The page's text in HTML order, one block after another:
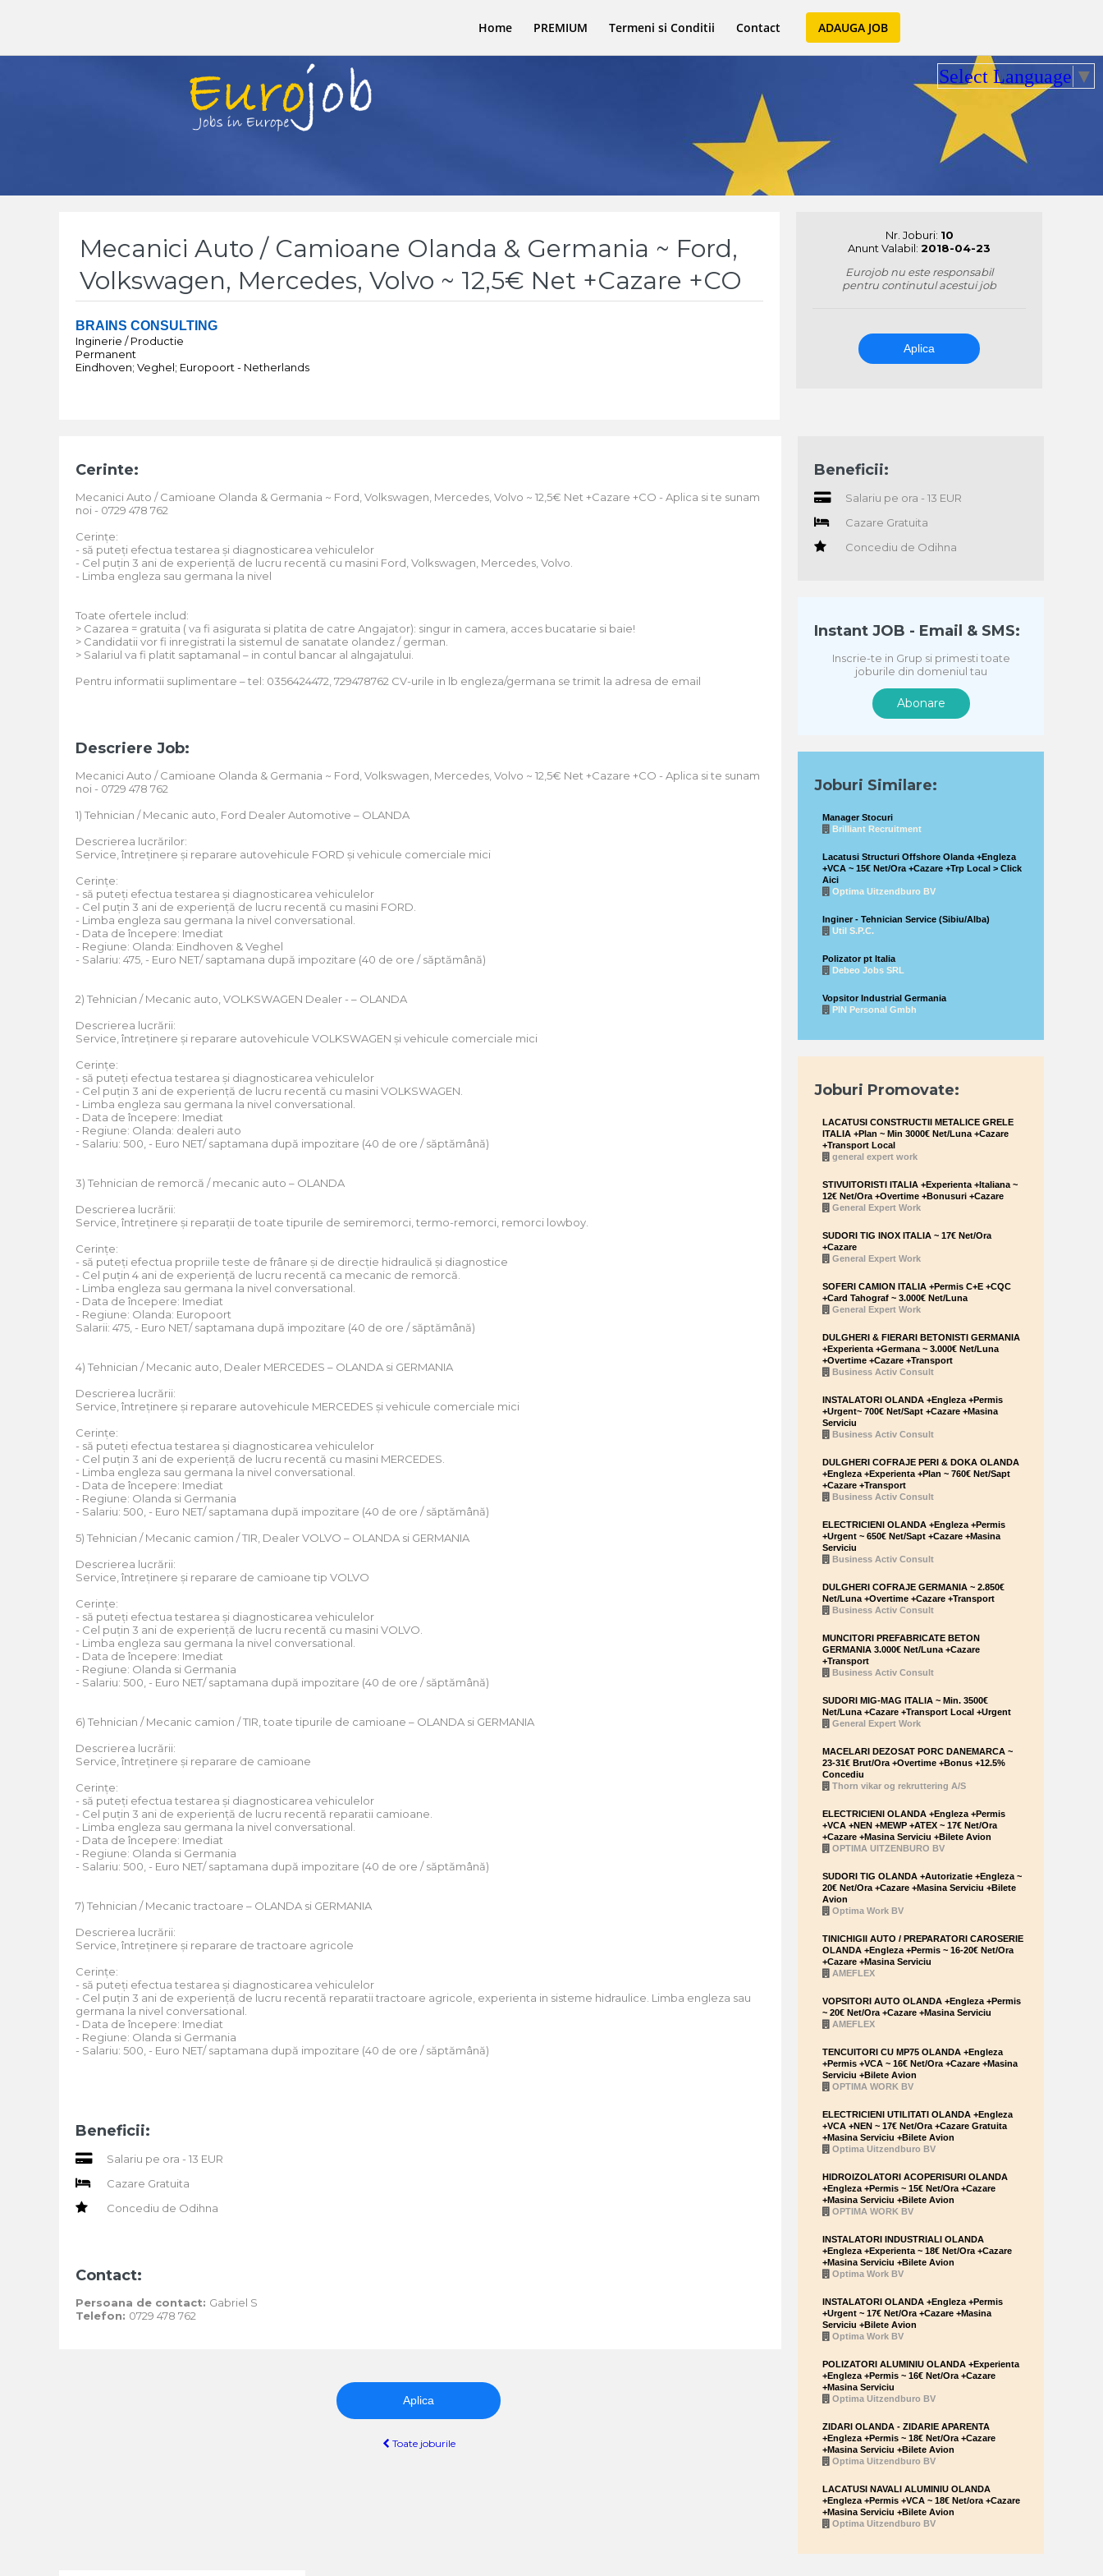
Home PREMIUM Termeni si Conditii Contact ADAUGA JOB
Select Language ▼
Mecanici Auto / Camioane Olanda & Germania ~ Ford,
Volkswagen, Mercedes, Volvo ~ 12,5€ Net +Cazare +CO
BRAINS CONSULTING
Inginerie / Productie
Permanent
Eindhoven; Veghel; Europoort - Netherlands
Nr. Joburi: 10
Anunt Valabil: 2018-04-23
Eurojob nu este responsabil
pentru continutul acestui job
Aplica
Cerinte:
Mecanici Auto / Camioane Olanda & Germania ~ Ford, Volkswagen, Mercedes, Volvo ~ 12,5€ Net +Cazare +CO - Aplica si te sunam
noi - 0729 478 762
Cerințe:
- să puteți efectua testarea și diagnosticarea vehiculelor
- Cel puțin 3 ani de experiență de lucru recentă cu masini Ford, Volkswagen, Mercedes, Volvo.
- Limba engleza sau germana la nivel
Toate ofertele includ:
> Cazarea = gratuita ( va fi asigurata si platita de catre Angajator): singur in camera, acces bucatarie si baie!
> Candidatii vor fi inregistrati la sistemul de sanatate olandez / german.
> Salariul va fi platit saptamanal – in contul bancar al alngajatului.
Pentru informatii suplimentare – tel: 0356424472, 729478762 CV-urile in lb engleza/germana se trimit la adresa de email
Descriere Job:
Mecanici Auto / Camioane Olanda & Germania ~ Ford, Volkswagen, Mercedes, Volvo ~ 12,5€ Net +Cazare +CO - Aplica si te sunam
noi - 0729 478 762
1) Tehnician / Mecanic auto, Ford Dealer Automotive – OLANDA
Descrierea lucrărilor:
Service, întreținere și reparare autovehicule FORD și vehicule comerciale mici
Cerințe:
- să puteți efectua testarea și diagnosticarea vehiculelor
- Cel puțin 3 ani de experiență de lucru recentă cu masini FORD.
- Limba engleza sau germana la nivel conversational.
- Data de începere: Imediat
- Regiune: Olanda: Eindhoven & Veghel
- Salariu: 475, - Euro NET/ saptamana după impozitare (40 de ore / săptămână)
2) Tehnician / Mecanic auto, VOLKSWAGEN Dealer - – OLANDA
Descrierea lucrării:
Service, întreținere și reparare autovehicule VOLKSWAGEN și vehicule comerciale mici
Cerințe:
- să puteți efectua testarea și diagnosticarea vehiculelor
- Cel puțin 3 ani de experiență de lucru recentă cu masini VOLKSWAGEN.
- Limba engleza sau germana la nivel conversational.
- Data de începere: Imediat
- Regiune: Olanda: dealeri auto
- Salariu: 500, - Euro NET/ saptamana după impozitare (40 de ore / săptămână)
3) Tehnician de remorcă / mecanic auto – OLANDA
Descrierea lucrării:
Service, întreținere și reparații de toate tipurile de semiremorci, termo-remorci, remorci lowboy.
Cerințe:
- să puteți efectua propriile teste de frânare și de direcție hidraulică și diagnostice
- Cel puțin 4 ani de experiență de lucru recentă ca mecanic de remorcă.
- Limba engleza sau germana la nivel conversational.
- Data de începere: Imediat
- Regiune: Olanda: Europoort
Salarii: 475, - Euro NET/ saptamana după impozitare (40 de ore / săptămână)
4) Tehnician / Mecanic auto, Dealer MERCEDES – OLANDA si GERMANIA
Descrierea lucrării:
Service, întreținere și reparare autovehicule MERCEDES și vehicule comerciale mici
Cerințe:
- să puteți efectua testarea și diagnosticarea vehiculelor
- Cel puțin 3 ani de experiență de lucru recentă cu masini MERCEDES.
- Limba engleza sau germana la nivel conversational.
- Data de începere: Imediat
- Regiune: Olanda si Germania
- Salariu: 500, - Euro NET/ saptamana după impozitare (40 de ore / săptămână)
5) Tehnician / Mecanic camion / TIR, Dealer VOLVO – OLANDA si GERMANIA
Descrierea lucrării:
Service, întreținere și reparare de camioane tip VOLVO
Cerințe:
- să puteți efectua testarea și diagnosticarea vehiculelor
- Cel puțin 3 ani de experiență de lucru recentă cu masini VOLVO.
- Limba engleza sau germana la nivel conversational.
- Data de începere: Imediat
- Regiune: Olanda si Germania
- Salariu: 500, - Euro NET/ saptamana după impozitare (40 de ore / săptămână)
6) Tehnician / Mecanic camion / TIR, toate tipurile de camioane – OLANDA si GERMANIA
Descrierea lucrării:
Service, întreținere și reparare de camioane
Cerințe:
- să puteți efectua testarea și diagnosticarea vehiculelor
- Cel puțin 3 ani de experiență de lucru recentă reparatii camioane.
- Limba engleza sau germana la nivel conversational.
- Data de începere: Imediat
- Regiune: Olanda si Germania
- Salariu: 500, - Euro NET/ saptamana după impozitare (40 de ore / săptămână)
7) Tehnician / Mecanic tractoare – OLANDA si GERMANIA
Descrierea lucrării:
Service, întreținere și reparare de tractoare agricole
Cerințe:
- să puteți efectua testarea și diagnosticarea vehiculelor
- Cel puțin 3 ani de experiență de lucru recentă reparatii tractoare agricole, experienta in sisteme hidraulice. Limba engleza sau
germana la nivel conversational.
- Data de începere: Imediat
- Regiune: Olanda si Germania
- Salariu: 500, - Euro NET/ saptamana după impozitare (40 de ore / săptămână)
Beneficii:
Salariu pe ora - 13 EUR
Cazare Gratuita
Concediu de Odihna
Contact:
Persoana de contact: Gabriel S
Telefon: 0729 478 762
Aplica
Toate joburile
Beneficii:
Salariu pe ora - 13 EUR
Cazare Gratuita
Concediu de Odihna
Instant JOB - Email & SMS:
Inscrie-te in Grup si primesti toate
joburile din domeniul tau
Abonare
Joburi Similare:
Manager Stocuri
Brilliant Recruitment
Lacatusi Structuri Offshore Olanda +Engleza
+VCA ~ 15€ Net/Ora +Cazare +Trp Local > Click
Aici
Optima Uitzendburo BV
Inginer - Tehnician Service (Sibiu/Alba)
Util S.P.C.
Polizator pt Italia
Debeo Jobs SRL
Vopsitor Industrial Germania
PIN Personal Gmbh
Joburi Promovate:
LACATUSI CONSTRUCTII METALICE GRELE
ITALIA +Plan ~ Min 3000€ Net/Luna +Cazare
+Transport Local
general expert work
STIVUITORISTI ITALIA +Experienta +Italiana ~
12€ Net/Ora +Overtime +Bonusuri +Cazare
General Expert Work
SUDORI TIG INOX ITALIA ~ 17€ Net/Ora
+Cazare
General Expert Work
SOFERI CAMION ITALIA +Permis C+E +CQC
+Card Tahograf ~ 3.000€ Net/Luna
General Expert Work
DULGHERI & FIERARI BETONISTI GERMANIA
+Experienta +Germana ~ 3.000€ Net/Luna
+Overtime +Cazare +Transport
Business Activ Consult
INSTALATORI OLANDA +Engleza +Permis
+Urgent~ 700€ Net/Sapt +Cazare +Masina
Serviciu
Business Activ Consult
DULGHERI COFRAJE PERI & DOKA OLANDA
+Engleza +Experienta +Plan ~ 760€ Net/Sapt
+Cazare +Transport
Business Activ Consult
ELECTRICIENI OLANDA +Engleza +Permis
+Urgent ~ 650€ Net/Sapt +Cazare +Masina
Serviciu
Business Activ Consult
DULGHERI COFRAJE GERMANIA ~ 2.850€
Net/Luna +Overtime +Cazare +Transport
Business Activ Consult
MUNCITORI PREFABRICATE BETON
GERMANIA 3.000€ Net/Luna +Cazare
+Transport
Business Activ Consult
SUDORI MIG-MAG ITALIA ~ Min. 3500€
Net/Luna +Cazare +Transport Local +Urgent
General Expert Work
MACELARI DEZOSAT PORC DANEMARCA ~
23-31€ Brut/Ora +Overtime +Bonus +12.5%
Concediu
Thorn vikar og rekruttering A/S
ELECTRICIENI OLANDA +Engleza +Permis
+VCA +NEN +MEWP +ATEX ~ 17€ Net/Ora
+Cazare +Masina Serviciu +Bilete Avion
OPTIMA UITZENBURO BV
SUDORI TIG OLANDA +Autorizatie +Engleza ~
20€ Net/Ora +Cazare +Masina Serviciu +Bilete
Avion
Optima Work BV
TINICHIGII AUTO / PREPARATORI CAROSERIE
OLANDA +Engleza +Permis ~ 16-20€ Net/Ora
+Cazare +Masina Serviciu
AMEFLEX
VOPSITORI AUTO OLANDA +Engleza +Permis
~ 20€ Net/Ora +Cazare +Masina Serviciu
AMEFLEX
TENCUITORI CU MP75 OLANDA +Engleza
+Permis +VCA ~ 16€ Net/Ora +Cazare +Masina
Serviciu +Bilete Avion
OPTIMA WORK BV
ELECTRICIENI UTILITATI OLANDA +Engleza
+VCA +NEN ~ 17€ Net/Ora +Cazare Gratuita
+Masina Serviciu +Bilete Avion
Optima Uitzendburo BV
HIDROIZOLATORI ACOPERISURI OLANDA
+Engleza +Permis ~ 15€ Net/Ora +Cazare
+Masina Serviciu +Bilete Avion
OPTIMA WORK BV
INSTALATORI INDUSTRIALI OLANDA
+Engleza +Experienta ~ 18€ Net/Ora +Cazare
+Masina Serviciu +Bilete Avion
Optima Work BV
INSTALATORI OLANDA +Engleza +Permis
+Urgent ~ 17€ Net/Ora +Cazare +Masina
Serviciu +Bilete Avion
Optima Work BV
POLIZATORI ALUMINIU OLANDA +Experienta
+Engleza +Permis ~ 16€ Net/Ora +Cazare
+Masina Serviciu
Optima Uitzendburo BV
ZIDARI OLANDA - ZIDARIE APARENTA
+Engleza +Permis ~ 18€ Net/Ora +Cazare
+Masina Serviciu +Bilete Avion
Optima Uitzendburo BV
LACATUSI NAVALI ALUMINIU OLANDA
+Engleza +Permis +VCA ~ 18€ Net/ora +Cazare
+Masina Serviciu +Bilete Avion
Optima Uitzendburo BV